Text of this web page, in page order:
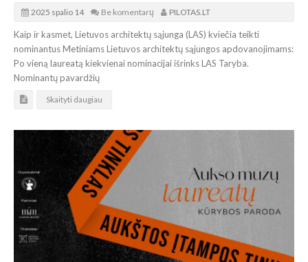
2025 spalio 14 Be komentarų PILOTAS.LT
Kaip ir kasmet, Lietuvos architektų sąjunga (LAS) kviečia teikti
nominantus Metiniams Lietuvos architektų sąjungos apdovanojimams:
Po vieną laureatą kiekvienai nominacijai išrinks LAS Taryba.
Nominantų pavardžių
Skaityti daugiau